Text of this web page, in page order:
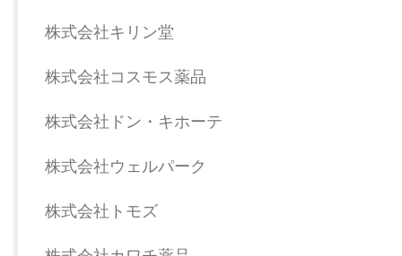
株式会社キリン堂
株式会社コスモス薬品
株式会社ドン・キホーテ
株式会社ウェルパーク
株式会社トモズ